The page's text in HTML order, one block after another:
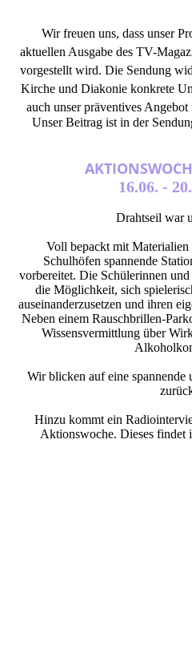
Wir freuen uns, dass unser
aktuellen Ausgabe des TV-
vorgestellt wird. Die Sendung
Kirche und Diakonie konkrete
auch unser präventives
Unser Beitrag ist in der
16.06. -
Drahtseil war
Voll bepackt mit Materialien
Schulhöfen spannende
vorbereitet. Die Schülerinnen
die Möglichkeit, sich
auseinanderzusetzen und ihren
Neben einem Rauschbrillen-
Wissensvermittlung über
Wir blicken auf eine spannende
Hinzu kommt ein
Aktionswoche. Dieses findet